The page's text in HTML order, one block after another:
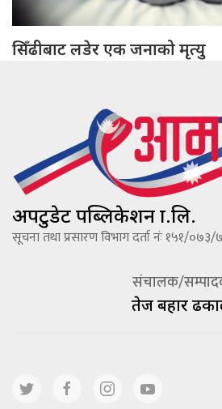
सिँढीबाट लडेर एक जनाको मृत्यु
अपटुडेट पब्लिकेशन प्रा.लि.
सूचना तथा प्रसारण विभाग दर्ता नंः १५१/०७३/
संचालक/
तेज बहादूर